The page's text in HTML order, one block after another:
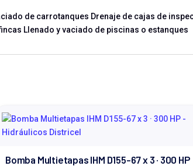
de carrotanques Drenaje de cajas de
Llenado y vaciado de piscinas o estanques
Bomba Multietapas IHM D155-67 x 3 · 300 HP